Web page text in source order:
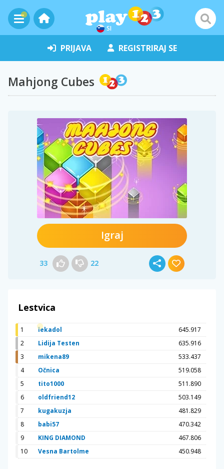
SI
PRIJAVA REGISTRIRAJ SE
Mahjong Cubes
Igraj
33 22
Lestvica
1 lekadol
645.917
2
Lidija Testen
635.916
3
mikena89
533.437
4
Očnica
519.058
5
tito1000
511.890
6
oldfriend12
503.149
7
kugakuzja
481.829
8
babi57
470.342
9
KING DIAMOND
467.806
10
Vesna Bartolme 450.948